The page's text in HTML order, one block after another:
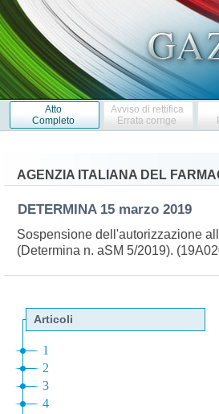
Atto
Completo
Avviso di rettifica
Errata corrige
AGENZIA ITALIANA DEL
DETERMINA 15 marzo 2019
Sospensione dell'autorizzazione
(Determina n. aSM 5/2019).